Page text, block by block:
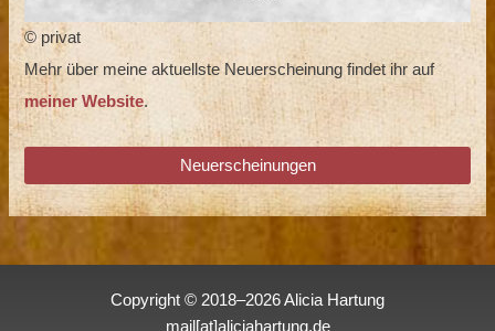
© privat
Mehr über meine aktuellste Neuerscheinung findet ihr auf
meiner Website.
Neuerscheinungen
Copyright © 2018–2026 Alicia Hartung
mail[at]aliciahartung.de